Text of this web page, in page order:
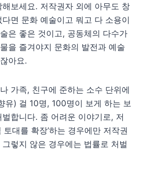
보세요. 저작권자 외에 아무도 창
면 문화 예술이고 뭐고 다 소용이
은 좋은 것이고, 공동체의 다수가
을 즐겨야지 문화의 발전과 예술
아요.
가족, 친구에 준하는 소수 단위에
유) 걸 10명, 100명이 보게 하는 보
합니다. 좀 어려운 이야기로, 저
토대를 확장’하는 경우에만 저작권
렇지 않은 경우에는 법률로 처벌